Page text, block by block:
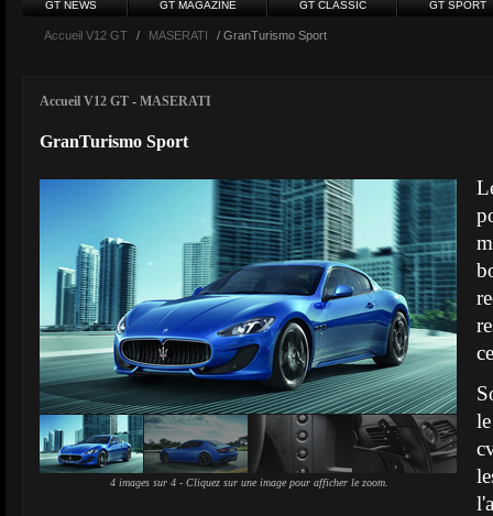
GT NEWS GT MAGAZINE GT CLASSIC GT SPORT
Accueil V12 GT / MASERATI / GranTurismo Sport
Accueil V12 GT - MASERATI
GranTurismo Sport
4 images sur 4 - Cliquez sur une image pour afficher le zoom.